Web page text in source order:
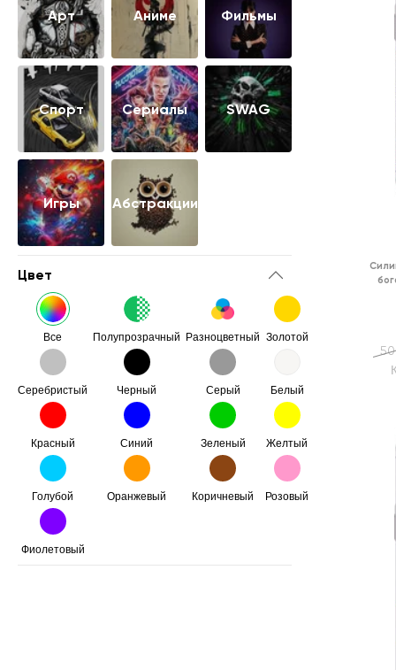
Арт Аниме Фильмы
Cпорт Сериалы SWAG
Игры Абстракции
Цвет
Все Полупрозрачный Разноцветный Золотой
Серебристый Черный Серый Белый
Красный Синий Зеленый Желтый
Голубой Оранжевый Коричневый Розовый
Фиолетовый